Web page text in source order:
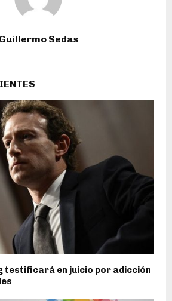
Guillermo Sedas
testificará en juicio por adicción